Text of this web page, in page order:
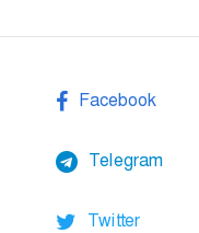
Facebook
Telegram
Twitter